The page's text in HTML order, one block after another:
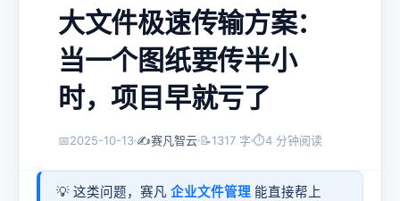
大文件极速传输方案：
当一个图纸要传半小
时，项目早就亏了
📅2025-10-13 ✍️赛凡智云 📝1317 字 ⏱4 分钟阅读
💡 这类问题，赛凡 企业文件管理 能直接帮上